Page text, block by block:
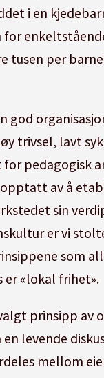
i en
for
tusen per
god
trivsel, lavt
pedagogisk
av å
sin
er vi
som
er «lokal frihet».
prinsipp av
levende
mellom